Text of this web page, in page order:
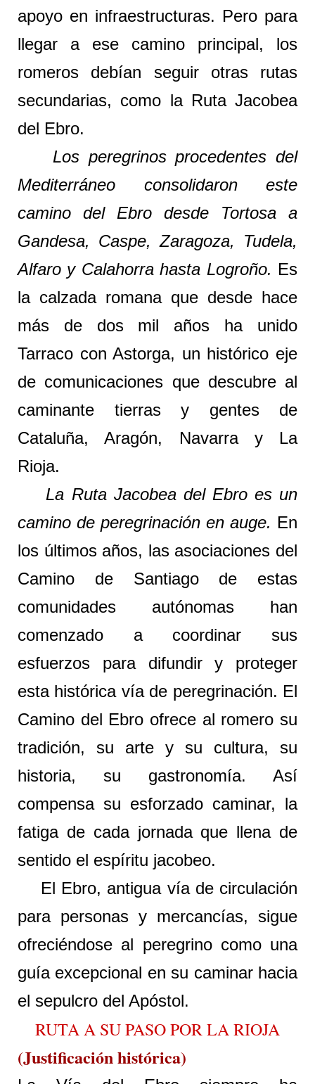
apoyo en infraestructuras. Pero para
llegar a ese camino principal, los
romeros debían seguir otras rutas
secundarias, como la Ruta Jacobea
del Ebro.
Los peregrinos procedentes del
Mediterráneo consolidaron este
camino del Ebro desde Tortosa a
Gandesa, Caspe, Zaragoza, Tudela,
Alfaro y Calahorra hasta Logroño. Es
la calzada romana que desde hace
más de dos mil años ha unido
Tarraco con Astorga, un histórico eje
de comunicaciones que descubre al
caminante tierras y gentes de
Cataluña, Aragón, Navarra y La
Rioja.
La Ruta Jacobea del Ebro es un
camino de peregrinación en auge. En
los últimos años, las asociaciones del
Camino de Santiago de estas
comunidades autónomas han
comenzado a coordinar sus
esfuerzos para difundir y proteger
esta histórica vía de peregrinación. El
Camino del Ebro ofrece al romero su
tradición, su arte y su cultura, su
historia, su gastronomía. Así
compensa su esforzado caminar, la
fatiga de cada jornada que llena de
sentido el espíritu jacobeo.
El Ebro, antigua vía de circulación
para personas y mercancías, sigue
ofreciéndose al peregrino como una
guía excepcional en su caminar hacia
el sepulcro del Apóstol.
RUTA A SU PASO POR LA RIOJA
(Justificación histórica)